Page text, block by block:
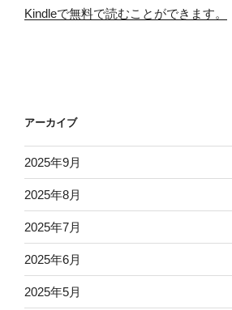
Kindleで無料で読むことができます。
アーカイブ
2025年9月
2025年8月
2025年7月
2025年6月
2025年5月